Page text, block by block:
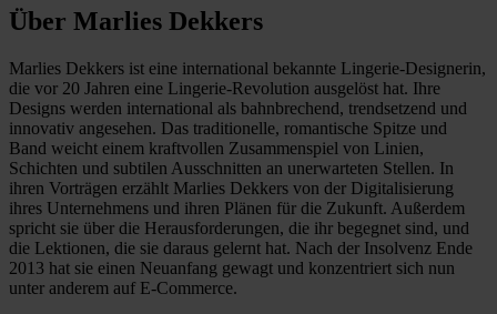
Über Marlies Dekkers
Marlies Dekkers ist eine international bekannte Lingerie-Designerin,
die vor 20 Jahren eine Lingerie-Revolution ausgelöst hat. Ihre
Designs werden international als bahnbrechend, trendsetzend und
innovativ angesehen. Das traditionelle, romantische Spitze und
Band weicht einem kraftvollen Zusammenspiel von Linien,
Schichten und subtilen Ausschnitten an unerwarteten Stellen. In
ihren Vorträgen erzählt Marlies Dekkers von der Digitalisierung
ihres Unternehmens und ihren Plänen für die Zukunft. Außerdem
spricht sie über die Herausforderungen, die ihr begegnet sind, und
die Lektionen, die sie daraus gelernt hat. Nach der Insolvenz Ende
2013 hat sie einen Neuanfang gewagt und konzentriert sich nun
unter anderem auf E-Commerce.